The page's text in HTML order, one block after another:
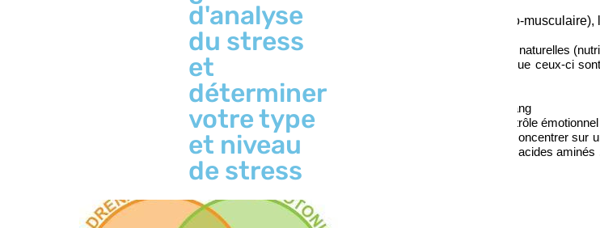
les médiateurs de l’inhibition : Sérotonine, GABA et glycine
les médiateurs périphériques : acéthylcholine (excitatrice du fuseau neuro-
Ce sont aussi les plus étudiés, et ceux qui sont le plus souvent la cible des molécules naturelles
Parlons neurosciences et plus particulièrement des « neuromédiateurs », d’autant que ceux-ci
La DOPAMINE qui est le « starter » de nos actions … polarité Coeur / Shen
La NORADRENALINE qui est « l’accélérateur de l’action » … polarité FOIE / Yang
La SEROTONINE qui est le « frein » de l’action … polarité Poumon / Qi de contrôle émotionnel
L’être humain a besoin constamment de ces neuromédiateurs, pour être motivé, se concentrer
performance. Or, ceux-ci dépendent directement des apports nutritionnels en certains acides
d'analyse
du stress
et
déterminer
votre type
et niveau
de stress